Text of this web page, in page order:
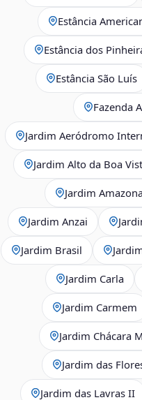
Estância
Estância dos
Estância São Luís
Fazenda
Jardim Aeródromo
Jardim Alto da Boa
Jardim
Jardim Anzai
Jardim Brasil
Jardim Carla
Jardim Carmem
Jardim Chácara
Jardim das
Jardim das Lavras II